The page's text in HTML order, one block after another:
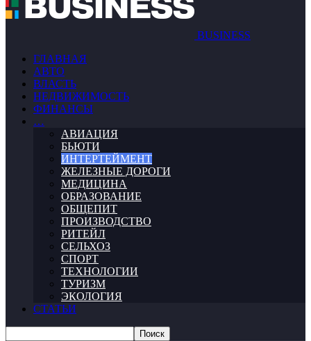
BUSINESS
ГЛАВНАЯ
АВТО
ВЛАСТЬ
НЕДВИЖИМОСТЬ
ФИНАНСЫ
…
АВИАЦИЯ
БЬЮТИ
ИНТЕРТЕЙМЕНТ
ЖЕЛЕЗНЫЕ ДОРОГИ
МЕДИЦИНА
ОБРАЗОВАНИЕ
ОБЩЕПИТ
ПРОИЗВОДСТВО
РИТЕЙЛ
СЕЛЬХОЗ
СПОРТ
ТЕХНОЛОГИИ
ТУРИЗМ
ЭКОЛОГИЯ
СТАТЬИ